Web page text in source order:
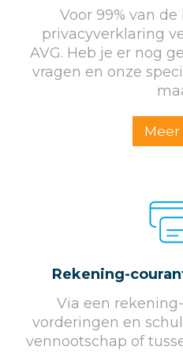
Voor 99% van
privacyverklaring
AVG. Heb je er nog
vragen en onze
Meer
Rekening-
Via een
vorderingen en
vennootschap of